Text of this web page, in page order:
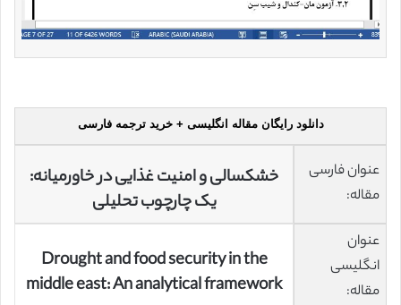
دانلود رایگان مقاله انگلیسی + خرید ترجمه فارسی
عنوان فارسی
مقاله:
خشکسالی و امنیت غذایی در خاورمیانه:
یک چارچوب تحلیلی
عنوان
انگلیسی
مقاله:
Drought and food security in the
middle east: An analytical framework